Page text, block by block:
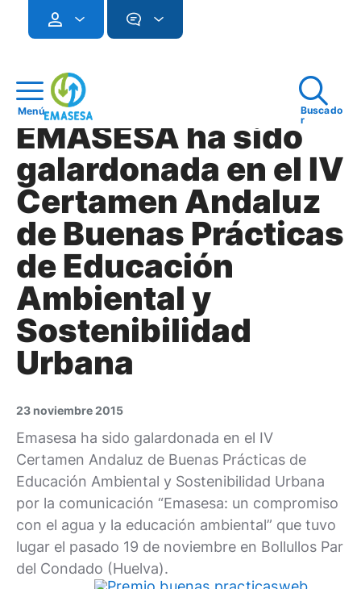
Menú
Buscado
r
EMASESA ha sido
galardonada en el IV
Certamen Andaluz
de Buenas Prácticas
de Educación
Ambiental y
Sostenibilidad
Urbana
23 noviembre 2015
Emasesa ha sido galardonada en el IV
Certamen Andaluz de Buenas Prácticas de
Educación Ambiental y Sostenibilidad Urbana
por la comunicación “Emasesa: un compromiso
con el agua y la educación ambiental” que tuvo
lugar el pasado 19 de noviembre en Bollullos Par
del Condado (Huelva).